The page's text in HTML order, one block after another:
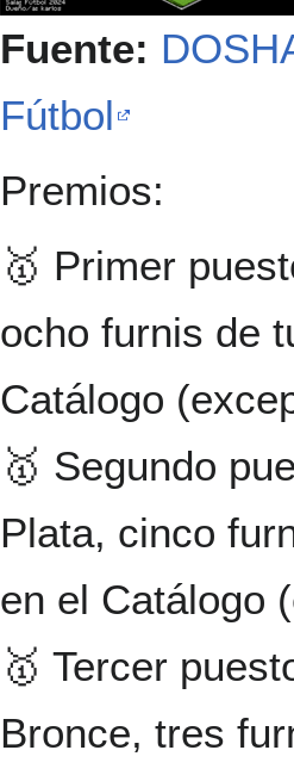
Fuente:
Fútbol
Premios:
🥇 Primer
ocho furnis de
Catálogo
🥇 Segundo
Plata, cinco
en el Catálogo
🥇 Tercer
Bronce, tres